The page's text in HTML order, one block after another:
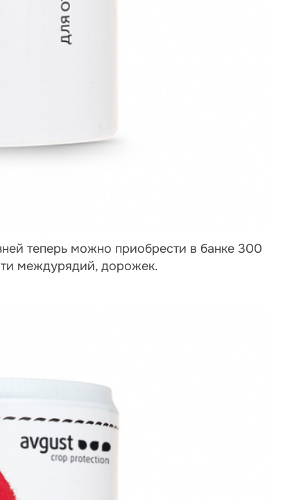
теперь можно приобрести в банке 300
междурядий, дорожек.